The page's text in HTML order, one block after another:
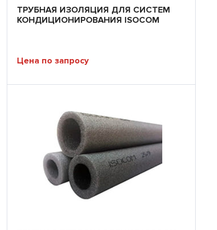
ТРУБНАЯ ИЗОЛЯЦИЯ ДЛЯ СИСТЕМ
КОНДИЦИОНИРОВАНИЯ ISOCOM
Цена по запросу